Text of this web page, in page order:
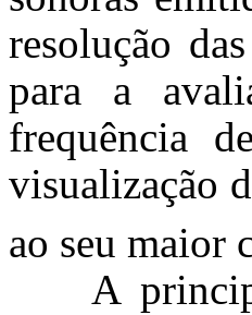
resolução
para a
frequência
visualização
ao seu maior
A